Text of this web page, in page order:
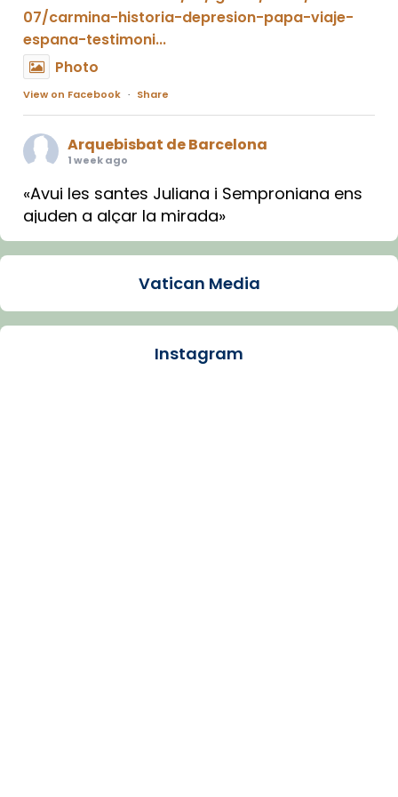
07/carmina-historia-depresion-papa-viaje-
espana-testimoni...
Photo
View on Facebook · Share
Arquebisbat de Barcelona
1 week ago
«Avui les santes Juliana i Semproniana ens
ajuden a alçar la mirada»
Mons. Sergi Gordo, bisbe de Tortosa, ha
Santes de Mataró.
🔗tinyurl.com/cvu5jmbk
Vatican Media
Instagram